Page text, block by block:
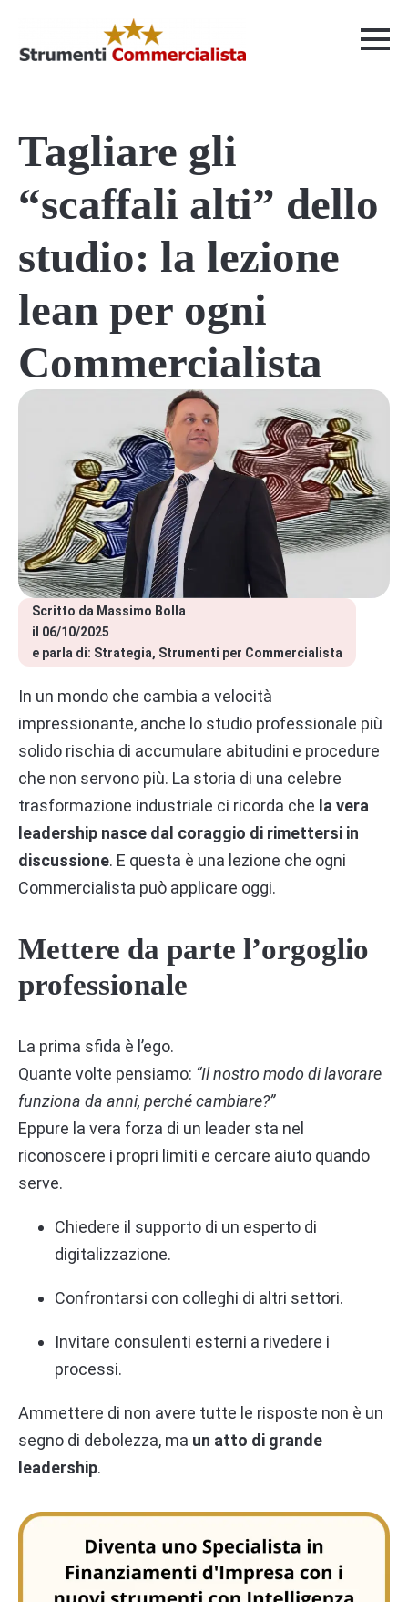
Tagliare gli
“scaffali alti” dello
studio: la lezione
lean per ogni
Commercialista
Scritto da Massimo Bolla
il 06/10/2025
e parla di: Strategia Strumenti per Commercialista
In un mondo che cambia a velocità
impressionante, anche lo studio professionale più
solido rischia di accumulare abitudini e procedure
che non servono più. La storia di una celebre
trasformazione industriale ci ricorda che la vera
leadership nasce dal coraggio di rimettersi in
discussione. E questa è una lezione che ogni
Commercialista può applicare oggi.
Mettere da parte l’orgoglio
professionale
La prima sfida è l’ego.
Quante volte pensiamo: “Il nostro modo di lavorare
funziona da anni, perché cambiare?”
Eppure la vera forza di un leader sta nel
riconoscere i propri limiti e cercare aiuto quando
serve.
Chiedere il supporto di un esperto di
digitalizzazione.
Confrontarsi con colleghi di altri settori.
Invitare consulenti esterni a rivedere i
processi.
Ammettere di non avere tutte le risposte non è un
segno di debolezza, ma un atto di grande
leadership.